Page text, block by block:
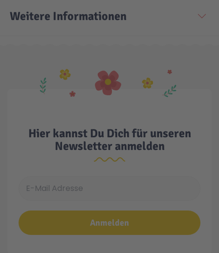
Seltene Artikel
Weitere Informationen
Hier kannst Du Dich für unseren
Newsletter anmelden
Anmelden